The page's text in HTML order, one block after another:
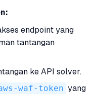
endpoint yang
tantangan
ke API solver.
waf-token yang